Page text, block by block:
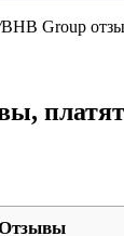
BHB Group